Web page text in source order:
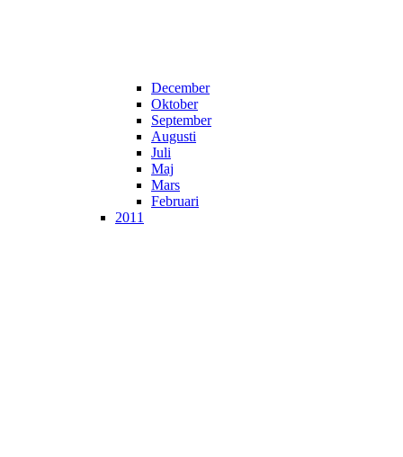
December
Oktober
September
Augusti
Juli
Maj
Mars
Februari
2011